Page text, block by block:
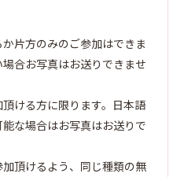
片方のみのご参加はできま
合お写真はお送りできませ
ける方に限ります。日本語
な場合はお写真はお送りで
頂けるよう、同じ種類の無